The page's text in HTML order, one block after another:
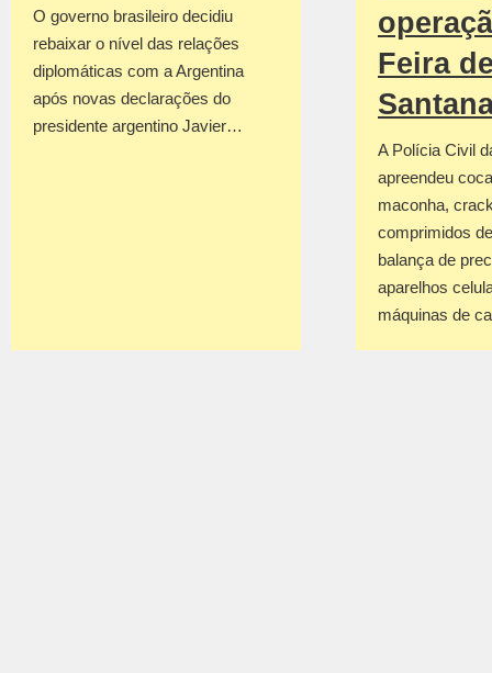
O governo brasileiro decidiu
rebaixar o nível das relações
diplomáticas com a Argentina
após novas declarações do
presidente argentino Javier…
Feira
A Polícia Civil
apreendeu
maconha,
comprimidos
balança de
aparelhos
máquinas de